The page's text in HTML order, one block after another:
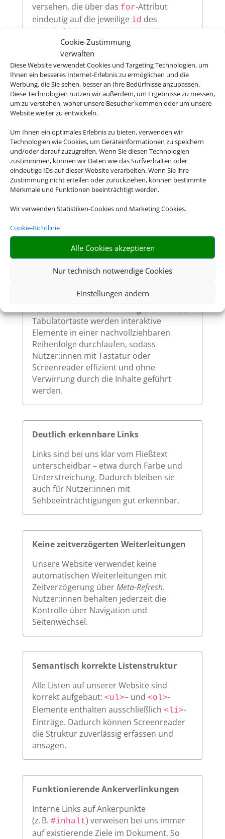
Cookie-Zustimmung
verwalten
Diese Website verwendet Cookies und Targeting Technologien, um
Ihnen ein besseres Internet-Erlebnis zu ermöglichen und die
Werbung, die Sie sehen, besser an Ihre Bedürfnisse anzupassen.
Diese Technologien nutzen wir außerdem, um Ergebnisse zu messen,
um zu verstehen, woher unsere Besucher kommen oder um unsere
Website weiter zu entwickeln.
Um Ihnen ein optimales Erlebnis zu bieten, verwenden wir
Technologien wie Cookies, um Geräteinformationen zu speichern
und/oder darauf zuzugreifen. Wenn Sie diesen Technologien
zustimmmen, können wir Daten wie das Surfverhalten oder
eindeutige IDs auf dieser Website verarbeiten. Wenn Sie ihre
Zustimmung nicht erteilen oder zurückziehen, können bestimmte
Merkmale und Funktionen beeinträchtigt werden.
Wir verwenden Statistiken-Cookies und Marketing Cookies.
Cookie-Richtlinie
Alle Cookies akzeptieren
Nur technisch notwendige Cookies
Einstellungen ändern
versehen, die über das for-Attribut
eindeutig auf die jeweilige id des
Eingabefeldes verweisen. Diese klare
Zuordnung verbessert die
Nutzerfreundlichkeit und sorgt dafür,
dass assistive Technologien wie
Screenreader die Beschriftungen korrekt
vorlesen.
Sichtbarer Fokus
Alle interaktiven Elemente auf unserer
Website – wie Links, Buttons oder
Formularfelder – zeigen klar sichtbar an,
wenn sie per Tastatur ausgewählt werden.
Bedienung auch ohne Maus.
Sinnvolle Fokusreihenfolge bei
Tastaturnutzung
ist logisch und entspricht dem visuellen
Aufbau der Seite. Beim Navigieren mit der
Tabulatortaste werden interaktive
Elemente in einer nachvollziehbaren
Reihenfolge durchlaufen, sodass
Nutzer:innen mit Tastatur oder
Screenreader effizient und ohne
Verwirrung durch die Inhalte geführt
werden.
Deutlich erkennbare Links
Links sind bei uns klar vom Fließtext
unterscheidbar – etwa durch Farbe und
Unterstreichung. Dadurch bleiben sie
auch für Nutzer:innen mit
Sehbeeinträchtigungen gut erkennbar.
Keine zeitverzögerten Weiterleitungen
Unsere Website verwendet keine
automatischen Weiterleitungen mit
Zeitverzögerung überMeta-Refresh.
Nutzer:innen behalten jederzeit die
Kontrolle über Navigation und
Seitenwechsel.
Semantisch korrekte Listenstruktur
Alle Listen auf unserer Website sind
korrekt aufgebaut: <ul>– und <ol>-
Elemente enthalten ausschließlich <li>-
Einträge. Dadurch können Screenreader
die Struktur zuverlässig erfassen und
ansagen.
Funktionierende Ankerverlinkungen
Interne Links auf Ankerpunkte
(z. B. #inhalt) verweisen bei uns immer
auf existierende Ziele im Dokument. So